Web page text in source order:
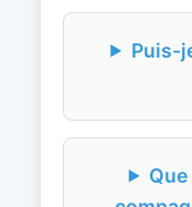
Puis-